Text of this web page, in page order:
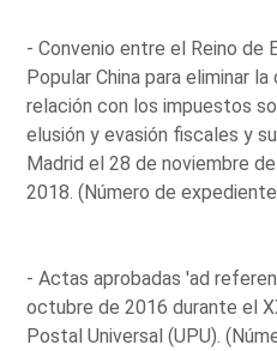
- Convenio entre el Reino de
Popular China para eliminar
relación con los impuestos
elusión y evasión fiscales y
Madrid el 28 de noviembre de
2018. (Número de
- Actas aprobadas 'ad
octubre de 2016 durante el
Postal Universal (UPU).